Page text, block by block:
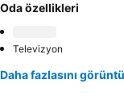
Oda özellikleri
Televizyon
Daha fazlasını